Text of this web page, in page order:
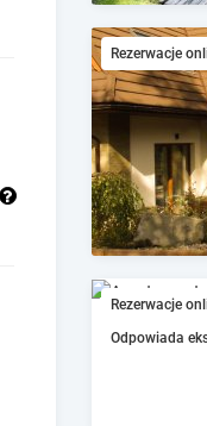
Rezerwacje
Rezerwacje
Odpowiada